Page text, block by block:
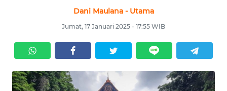
Dani Maulana - Utama
Jumat, 17 Januari 2025 - 17:55 WIB
SERBI
SOLO